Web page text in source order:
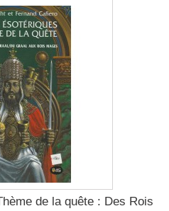
de la quête : Des Rois